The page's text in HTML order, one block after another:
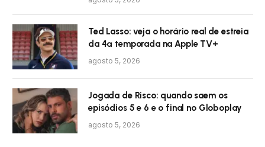
Ted Lasso: veja o horário real de estreia
da 4ª temporada na Apple TV+
agosto 5, 2026
Jogada de Risco: quando saem os
episódios 5 e 6 e o final no Globoplay
agosto 5, 2026